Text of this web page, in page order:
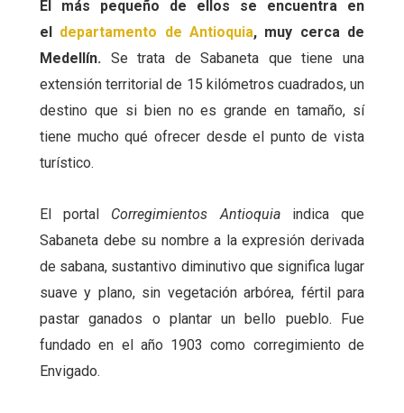
El más pequeño de ellos se encuentra en
el departamento de Antioquia, muy cerca de
Medellín. Se trata de Sabaneta que tiene una
extensión territorial de 15 kilómetros cuadrados, un
destino que si bien no es grande en tamaño, sí
tiene mucho qué ofrecer desde el punto de vista
turístico.
El portal Corregimientos Antioquia indica que
Sabaneta debe su nombre a la expresión derivada
de sabana, sustantivo diminutivo que significa lugar
suave y plano, sin vegetación arbórea, fértil para
pastar ganados o plantar un bello pueblo. Fue
fundado en el año 1903 como corregimiento de
Envigado.